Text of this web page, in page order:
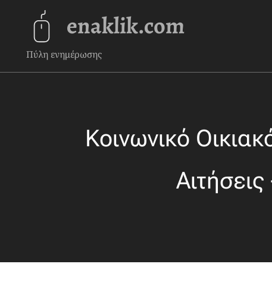
enaklik.com
Πύλη ενημέρωσης
Κοινωνικό